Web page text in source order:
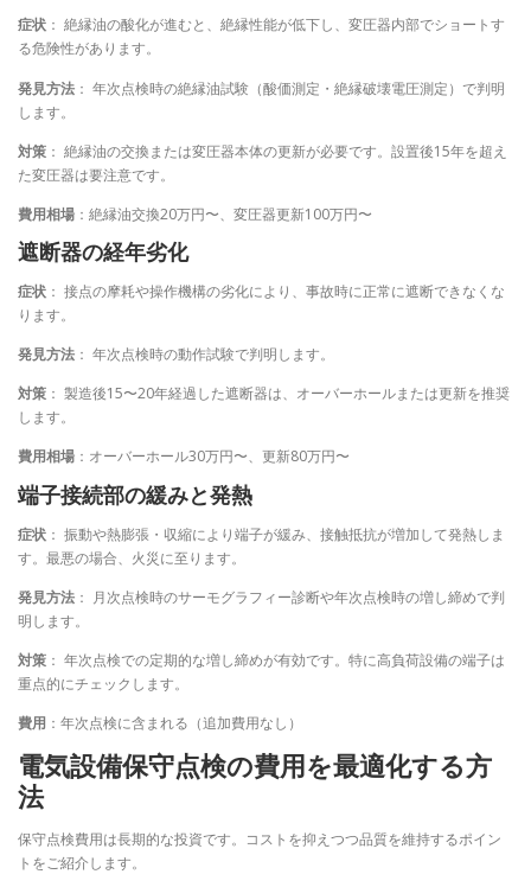
症状 ： 絶縁油の酸化が進むと、絶縁性能が低下し、変圧器内部でショートす
る危険性があります。
発見方法 ： 年次点検時の絶縁油試験（酸価測定・絶縁破壊電圧測定）で判明
します。
対策 ： 絶縁油の交換または変圧器本体の更新が必要です。設置後15年を超え
た変圧器は要注意です。
費用相場 ：絶縁油交換20万円〜、変圧器更新100万円〜
遮断器の経年劣化
症状 ： 接点の摩耗や操作機構の劣化により、事故時に正常に遮断できなくな
ります。
発見方法 ： 年次点検時の動作試験で判明します。
対策 ： 製造後15〜20年経過した遮断器は、オーバーホールまたは更新を推奨
します。
費用相場 ：オーバーホール30万円〜、更新80万円〜
端子接続部の緩みと発熱
症状 ： 振動や熱膨張・収縮により端子が緩み、接触抵抗が増加して発熱しま
す。最悪の場合、火災に至ります。
発見方法 ： 月次点検時のサーモグラフィー診断や年次点検時の増し締めで判
明します。
対策 ： 年次点検での定期的な増し締めが有効です。特に高負荷設備の端子は
重点的にチェックします。
費用 ：年次点検に含まれる（追加費用なし）
電気設備保守点検の費用を最適化する方
法
保守点検費用は長期的な投資です。コストを抑えつつ品質を維持するポイン
トをご紹介します。